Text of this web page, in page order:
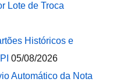
Lote de Troca
Históricos e
05/08/2026
Automático da Nota